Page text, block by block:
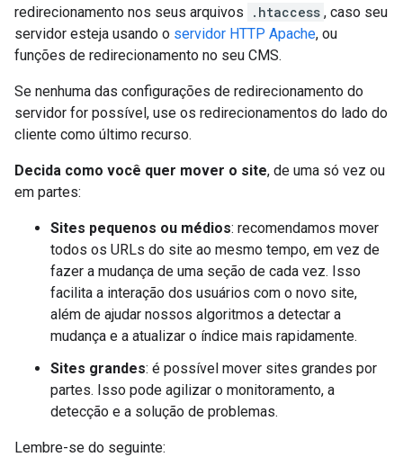
redirecionamento nos seus arquivos
.htaccess , caso seu
servidor esteja usando o servidor HTTP Apache, ou
funções de redirecionamento no seu CMS.
Se nenhuma das configurações de redirecionamento do
servidor for possível, use os redirecionamentos do lado do
cliente como último recurso.
Decida como você quer mover o site, de uma só vez ou
em partes:
Sites pequenos ou médios: recomendamos mover
todos os URLs do site ao mesmo tempo, em vez de
fazer a mudança de uma seção de cada vez. Isso
facilita a interação dos usuários com o novo site,
além de ajudar nossos algoritmos a detectar a
mudança e a atualizar o índice mais rapidamente.
Sites grandes: é possível mover sites grandes por
partes. Isso pode agilizar o monitoramento, a
detecção e a solução de problemas.
Lembre-se do seguinte: